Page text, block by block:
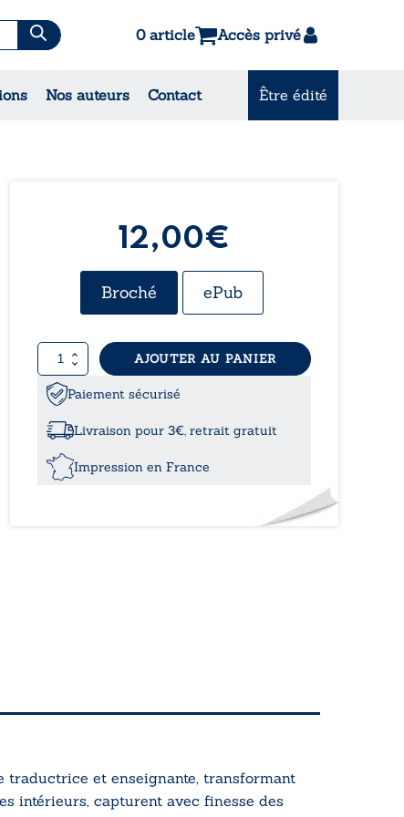
0 article Accès privé
Nos auteurs Contact Être édité
12,00€
Broché ePub
quantité
de
Les
jupes
du
AJOUTER AU PANIER
Paiement sécurisé
Livraison pour 3€, retrait gratuit
Impression en France
traductrice et enseignante, transformant
intérieurs, capturent avec finesse des